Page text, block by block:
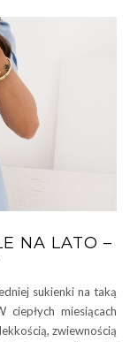
NA LATO –
sukienki na taką
miesiącach
zwiewnością